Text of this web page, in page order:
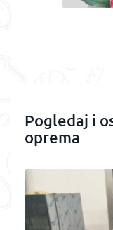
Pogledaj i
oprema